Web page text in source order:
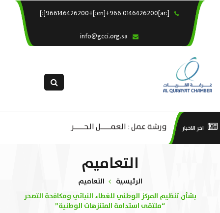
[:ar]966146426200+[:en]+966 0146426200[:] ×
خدماتنا
التقديم الالكترونى
اخر الاخبار
ورشة عمل “مراجعة واحتساب تكاليف
بدء ومزاولة وإنهاء الأعمال الاقتصادية
لقطاع الترفيه – الثقافة – السياحة”
ورشة عمل : العمـــــل الحـــــر
التعاميم
الرئيسية
التعاميم
بشأن تنظيم المركز الوطني للغطاء النباتي ومكافحة التصحر
“ملتقى استدامة المتنزهات الوطنية”